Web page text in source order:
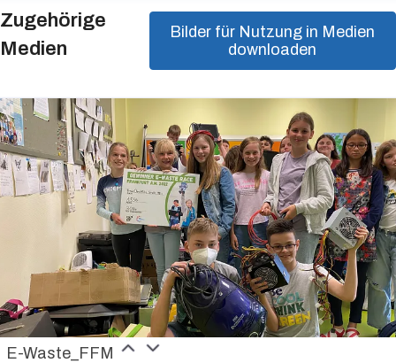
Zugehörige
Medien
Bilder für Nutzung in Medien
downloaden
E-Waste_FFM